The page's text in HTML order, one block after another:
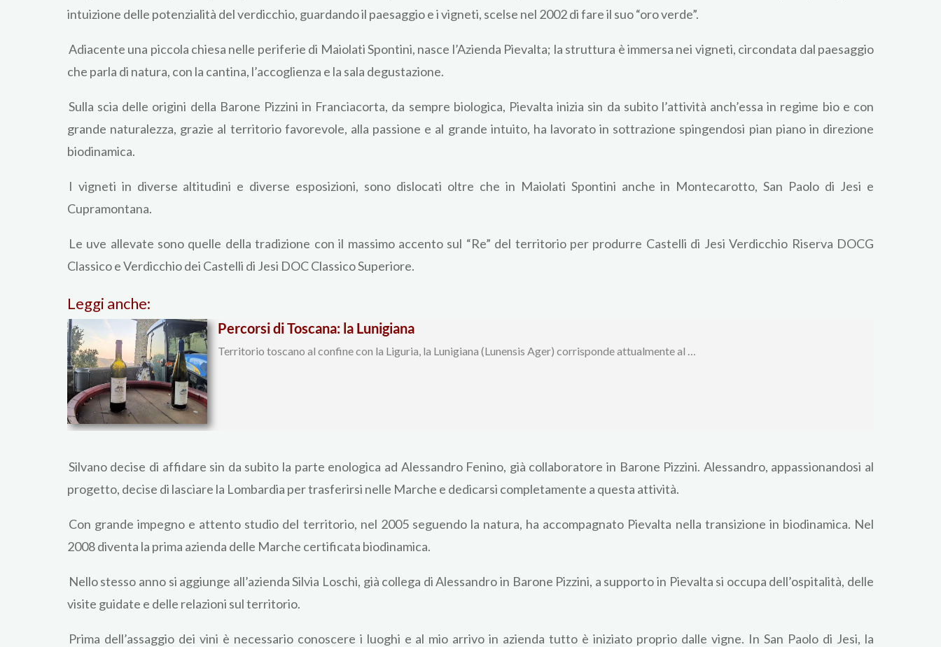
intuizione delle potenzialità del verdicchio, guardando il paesaggio e i vigneti, scelse nel 2002 di fare il suo “oro verde”.
Adiacente una piccola chiesa nelle periferie di Maiolati Spontini, nasce l’Azienda Pievalta; la struttura è immersa nei vigneti, circondata dal paesaggio
che parla di natura, con la cantina, l’accoglienza e la sala degustazione.
Sulla scia delle origini della Barone Pizzini in Franciacorta, da sempre biologica, Pievalta inizia sin da subito l’attività anch’essa in regime bio e con
grande naturalezza, grazie al territorio favorevole, alla passione e al grande intuito, ha lavorato in sottrazione spingendosi pian piano in direzione
biodinamica.
I vigneti in diverse altitudini e diverse esposizioni, sono dislocati oltre che in Maiolati Spontini anche in Montecarotto, San Paolo di Jesi e
Cupramontana.
Le uve allevate sono quelle della tradizione con il massimo accento sul “Re” del territorio per produrre Castelli di Jesi Verdicchio Riserva DOCG
Classico e Verdicchio dei Castelli di Jesi DOC Classico Superiore.
Leggi anche:
Percorsi di Toscana: la Lunigiana
Territorio toscano al confine con la Liguria, la Lunigiana (Lunensis Ager) corrisponde attualmente al …
Silvano decise di affidare sin da subito la parte enologica ad Alessandro Fenino, già collaboratore in Barone Pizzini. Alessandro, appassionandosi al
progetto, decise di lasciare la Lombardia per trasferirsi nelle Marche e dedicarsi completamente a questa attività.
Con grande impegno e attento studio del territorio, nel 2005 seguendo la natura, ha accompagnato Pievalta nella transizione in biodinamica. Nel
2008 diventa la prima azienda delle Marche certificata biodinamica.
Nello stesso anno si aggiunge all’azienda Silvia Loschi, già collega di Alessandro in Barone Pizzini, a supporto in Pievalta si occupa dell’ospitalità, delle
visite guidate e delle relazioni sul territorio.
Prima dell’assaggio dei vini è necessario conoscere i luoghi e al mio arrivo in azienda tutto è iniziato proprio dalle vigne. In San Paolo di Jesi, la